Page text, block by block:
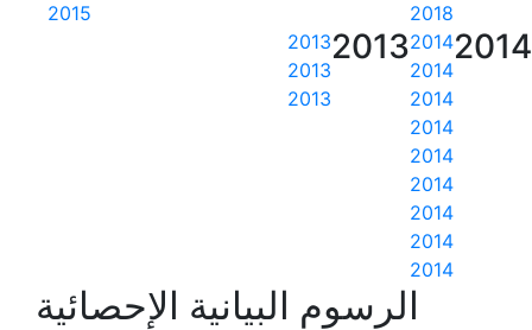
2018
2015
2014
2014
2014
2014
2014
2014
2014
2014
2014
2014
2013
2013
2013
2013
الرسوم البيانية الإحصائية